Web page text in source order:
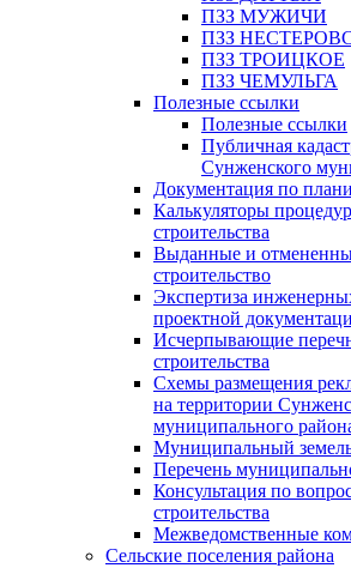
ПЗЗ МУЖИЧИ
ПЗЗ
ПЗЗ ТРОИЦКОЕ
ПЗЗ ЧЕМУЛЬГА
Полезные ссылки
Полезные ссылки
Публичная
Сунженского
Документация по
Калькуляторы
строительства
Выданные и
строительство
Экспертиза
проектной
Исчерпывающие
строительства
Схемы размещения
на территории
муниципального
Муниципальный
Перечень
Консультация по
строительства
Межведомственные
Сельские поселения района